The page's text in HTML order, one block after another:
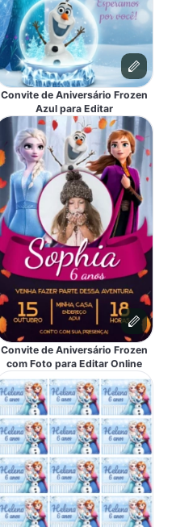
Convite de Aniversário Frozen
Azul para Editar
Convite de Aniversário Frozen
com Foto para Editar Online